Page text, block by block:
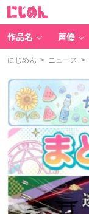
作品名 声優
にじめん > ニュース >